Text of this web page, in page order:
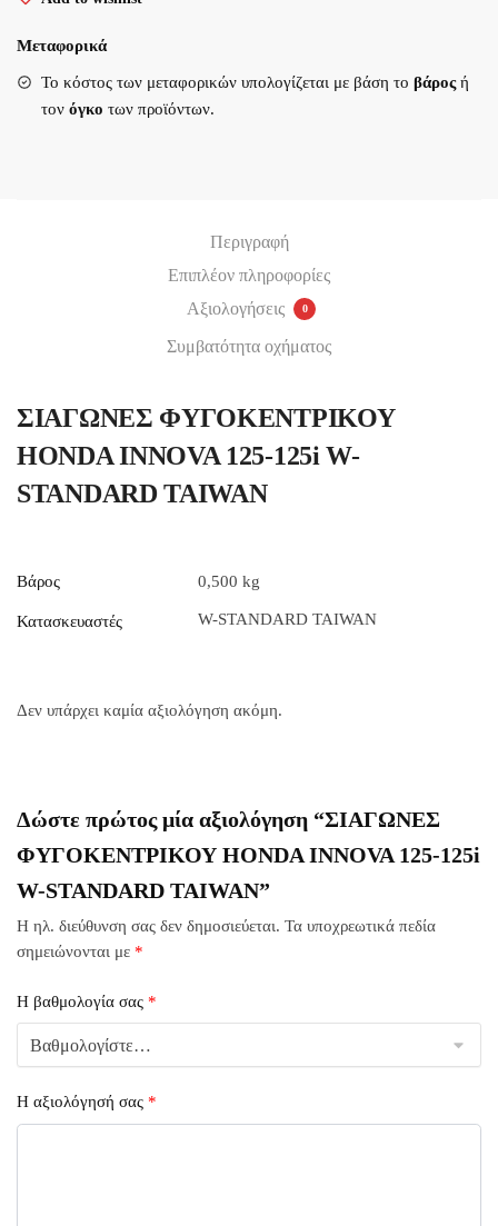
125i
STANDARD
TAIWAN
Μεταφορικά
Το κόστος των μεταφορικών υπολογίζεται με βάση το βάροςή
τον όγκο των προϊόντων.
Περιγραφή
Επιπλέον πληροφορίες
Αξιολογήσεις
0
Συμβατότητα οχήματος
ΣΙΑΓΩΝΕΣ ΦΥΓΟΚΕΝΤΡΙΚΟΥ
HONDA INNOVA 125-125i W-
STANDARD TAIWAN
Βάρος 0,500 kg
Κατασκευαστές W-STANDARD TAIWAN
Δεν υπάρχει καμία αξιολόγηση ακόμη.
Δώστε πρώτος μία αξιολόγηση “ΣΙΑΓΩΝΕΣ
ΦΥΓΟΚΕΝΤΡΙΚΟΥ HONDA INNOVA 125-125i
W-STANDARD TAIWAN”
Η ηλ. διεύθυνση σας δεν δημοσιεύεται. Τα υποχρεωτικά πεδία
σημειώνονται με *
Η βαθμολογία σας *
Η αξιολόγησή σας *